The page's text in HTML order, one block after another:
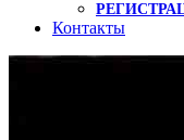
Контакты